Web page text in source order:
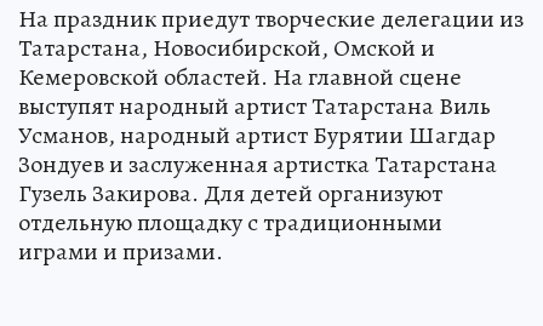
На праздник приедут творческие делегации из
Татарстана, Новосибирской, Омской и
Кемеровской областей. На главной сцене
выступят народный артист Татарстана Виль
Усманов, народный артист Бурятии Шагдар
Зондуев и заслуженная артистка Татарстана
Гузель Закирова. Для детей организуют
отдельную площадку с традиционными
играми и призами.